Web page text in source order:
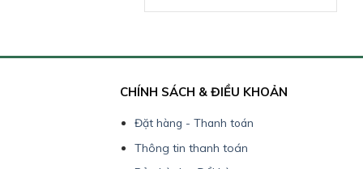
CHÍNH SÁCH & ĐIỀU KHOẢN
Đặt hàng - Thanh toán
Thông tin thanh toán